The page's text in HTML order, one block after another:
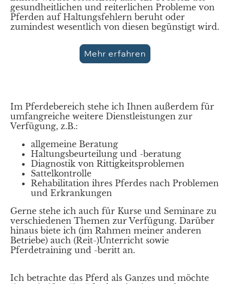
gesundheitlichen und reiterlichen Probleme von
Pferden auf Haltungsfehlern beruht oder
zumindest wesentlich von diesen begünstigt wird.
Mehr erfahren
Im Pferdebereich stehe ich Ihnen außerdem für
umfangreiche weitere Dienstleistungen zur
Verfügung, z.B.:
allgemeine Beratung
Haltungsbeurteilung und -beratung
Diagnostik von Rittigkeitsproblemen
Sattelkontrolle
Rehabilitation ihres Pferdes nach Problemen
und Erkrankungen
Gerne stehe ich auch für Kurse und Seminare zu
verschiedenen Themen zur Verfügung. Darüber
hinaus biete ich (im Rahmen meiner anderen
Betriebe) auch (Reit-)Unterricht sowie
Pferdetraining und -beritt an.
Ich betrachte das Pferd als Ganzes und möchte